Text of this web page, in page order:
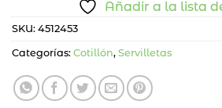
Añadir a la lista
SKU: 4512453
Categorías: Cotillón, Servilletas